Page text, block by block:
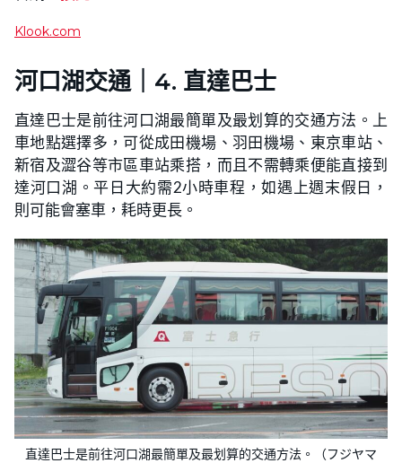
Klook.com
河口湖交通｜4. 直達巴士
直達巴士是前往河口湖最簡單及最划算的交通方法。上
車地點選擇多，可從成田機場、羽田機場、東京車站、
新宿及澀谷等市區車站乘搭，而且不需轉乘便能直接到
達河口湖。平日大約需2小時車程，如遇上週末假日，
則可能會塞車，耗時更長。
直達巴士是前往河口湖最簡單及最划算的交通方法。（フジヤマ